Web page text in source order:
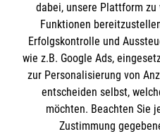
Sabine Stachowiak
geb. 1976,
Betriebswirtin bsb,
systemisches Anti-
dabei, unsere Plattform
Funktionen
Erfolgskontrolle und
wie z.B. Google Ads,
zur Personalisierung von
entscheiden selbst,
möchten. Beachten Sie
Zustimmung